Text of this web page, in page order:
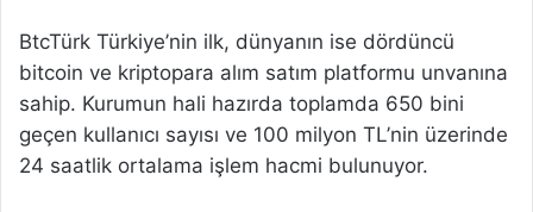
BtcTürk Türkiye’nin ilk, dünyanın ise dördüncü
bitcoin ve kriptopara alım satım platformu unvanına
sahip. Kurumun hali hazırda toplamda 650 bini
geçen kullanıcı sayısı ve 100 milyon TL’nin üzerinde
24 saatlik ortalama işlem hacmi bulunuyor.